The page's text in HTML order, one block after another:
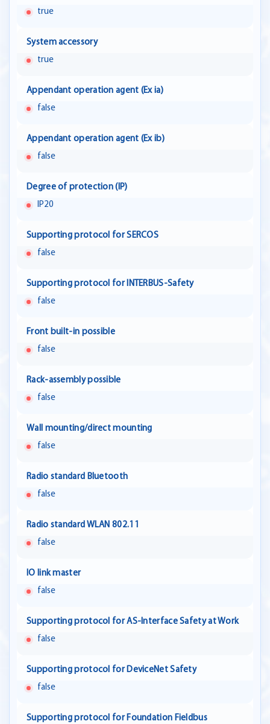
true
System accessory
true
Appendant operation agent (Ex ia)
false
Appendant operation agent (Ex ib)
false
Degree of protection (IP)
IP20
Supporting protocol for SERCOS
false
Supporting protocol for INTERBUS-Safety
false
Front built-in possible
false
Rack-assembly possible
false
Wall mounting/direct mounting
false
Radio standard Bluetooth
false
Radio standard WLAN 802.11
false
IO link master
false
Supporting protocol for AS-Interface Safety at Work
false
Supporting protocol for DeviceNet Safety
false
Supporting protocol for Foundation Fieldbus